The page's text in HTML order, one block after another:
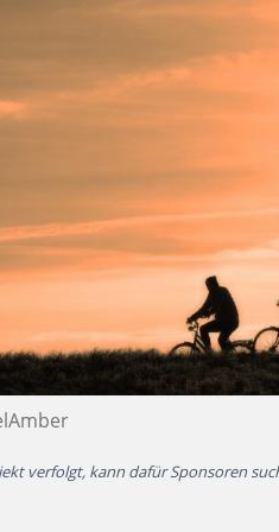
verfolgt, kann dafür Sponsoren